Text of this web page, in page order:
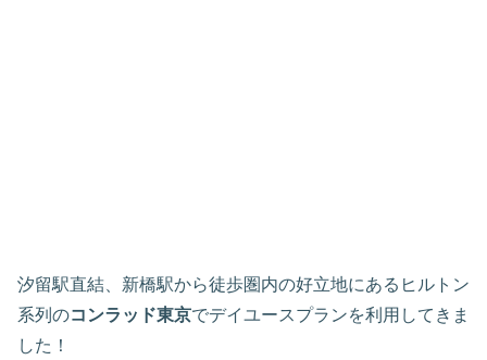
汐留駅直結、新橋駅から徒歩圏内の好立地にあるヒルトン
系列のコンラッド東京でデイユースプランを利用してきま
した！